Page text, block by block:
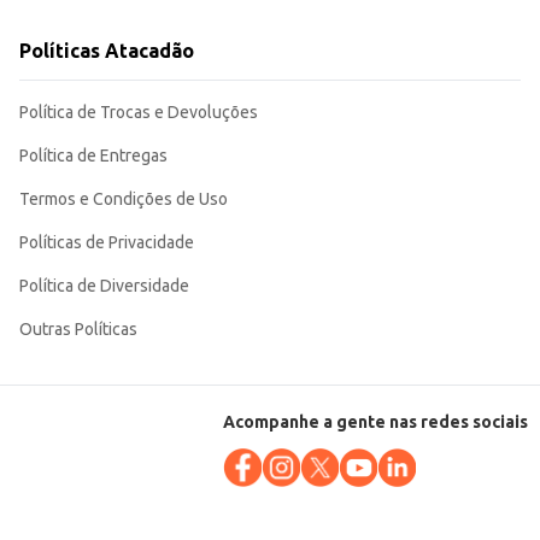
Políticas Atacadão
Política de Trocas e Devoluções
Política de Entregas
Termos e Condições de Uso
Políticas de Privacidade
Política de Diversidade
Outras Políticas
Acompanhe a gente nas redes sociais